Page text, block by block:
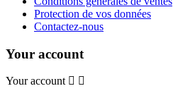
Protection de vos données
Contactez-nous
Your account
Your account